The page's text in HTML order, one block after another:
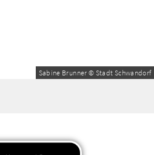
Sabine Brunner © Stadt Schwandorf